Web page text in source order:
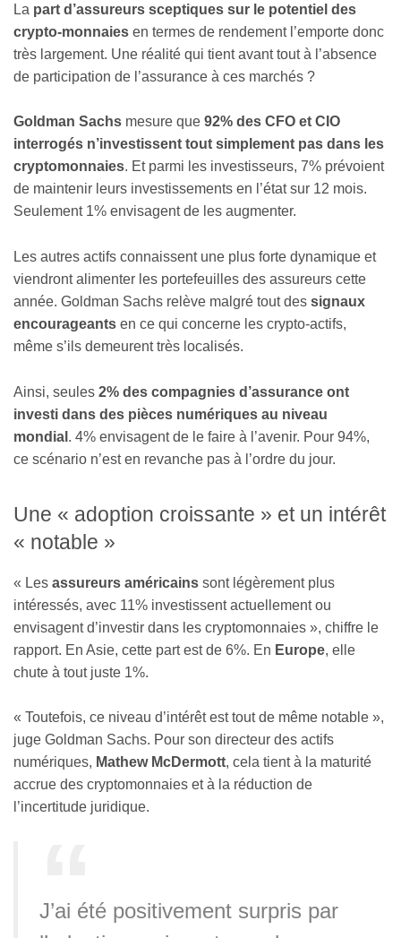
La part d’assureurs sceptiques sur le potentiel des
crypto-monnaies en termes de rendement l’emporte donc
très largement. Une réalité qui tient avant tout à l’absence
de participation de l’assurance à ces marchés ?
Goldman Sachs mesure que 92% des CFO et CIO
interrogés n’investissent tout simplement pas dans les
cryptomonnaies. Et parmi les investisseurs, 7% prévoient
de maintenir leurs investissements en l’état sur 12 mois.
Seulement 1% envisagent de les augmenter.
Les autres actifs connaissent une plus forte dynamique et
viendront alimenter les portefeuilles des assureurs cette
année. Goldman Sachs relève malgré tout des signaux
encourageants en ce qui concerne les crypto-actifs,
même s’ils demeurent très localisés.
Ainsi, seules 2% des compagnies d’assurance ont
investi dans des pièces numériques au niveau
mondial . 4% envisagent de le faire à l’avenir. Pour 94%,
ce scénario n’est en revanche pas à l’ordre du jour.
Une « adoption croissante » et un intérêt
« notable »
« Les assureurs américains sont légèrement plus
intéressés, avec 11% investissent actuellement ou
envisagent d’investir dans les cryptomonnaies », chiffre le
rapport. En Asie, cette part est de 6%. En Europe, elle
chute à tout juste 1%.
« Toutefois, ce niveau d’intérêt est tout de même notable »,
juge Goldman Sachs. Pour son directeur des actifs
numériques, Mathew McDermott, cela tient à la maturité
accrue des cryptomonnaies et à la réduction de
l’incertitude juridique.
J’ai été positivement surpris par